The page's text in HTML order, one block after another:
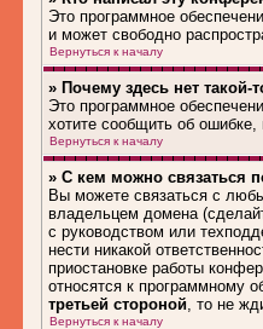
Это программное
и может свободно
Вернуться к началу
» Почему здесь нет такой-
Это программное
хотите сообщить об ошибке,
Вернуться к началу
» С кем можно связаться
Вы можете связаться с
владельцем домена
с руководством или
нести никакой
приостановке работы
относятся к программному
третьей стороной, то не
Вернуться к началу